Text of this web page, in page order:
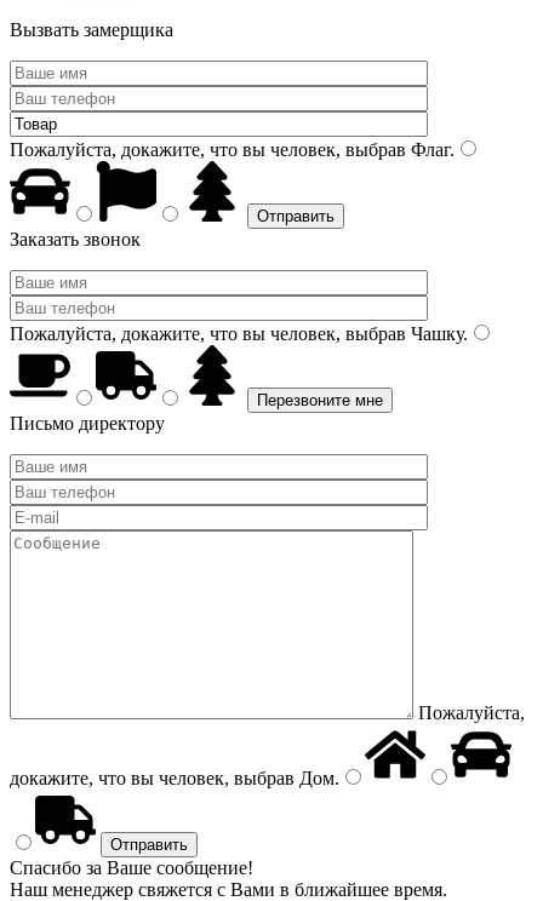
Вызвать замерщика
Пожалуйста, докажите, что вы человек, выбрав Флаг.
Заказать звонок
Пожалуйста, докажите, что вы человек, выбрав Чашку.
Письмо директору
Пожалуйста,
докажите, что вы человек, выбрав Дом.
Спасибо за Ваше сообщение!
Наш менеджер свяжется с Вами в ближайшее время.